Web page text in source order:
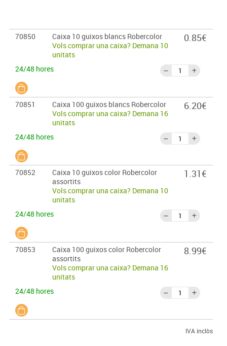
70850
Caixa 10 guixos blancs Robercolor
Vols comprar una caixa? Demana 10
unitats
24/48 hores
0.85€
70851
Caixa 100 guixos blancs Robercolor
Vols comprar una caixa? Demana 16
unitats
24/48 hores
6.20€
70852
Caixa 10 guixos color Robercolor
assortits
Vols comprar una caixa? Demana 10
unitats
24/48 hores
1.31€
70853
Caixa 100 guixos color Robercolor
assortits
Vols comprar una caixa? Demana 16
unitats
24/48 hores
8.99€
IVA inclòs